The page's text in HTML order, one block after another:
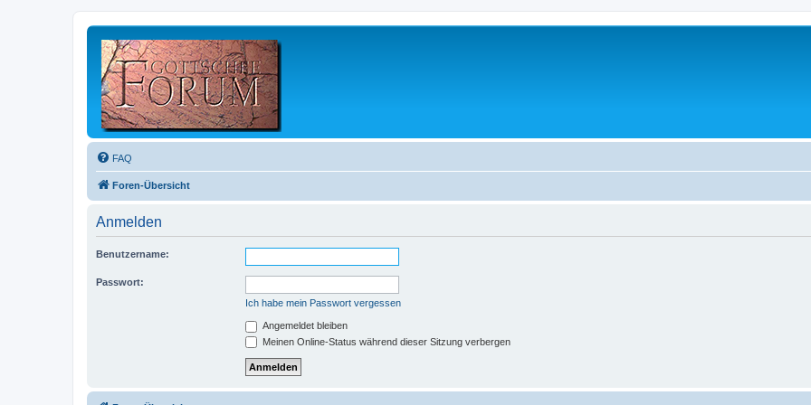
FAQ
Foren-Übersicht
Anmelden
Benutzername:
Passwort:
Ich habe mein Passwort vergessen
Angemeldet bleiben
Meinen Online-Status während dieser Sitzung verbergen